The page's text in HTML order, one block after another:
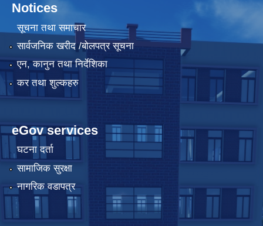
Notices
सूचना तथा समाचार
सार्वजनिक खरीद /बोलपत्र सूचना
एन, कानुन तथा निर्देशिका
कर तथा शुल्कहरु
eGov services
घटना दर्ता
सामाजिक सुरक्षा
नागरिक वडापत्र